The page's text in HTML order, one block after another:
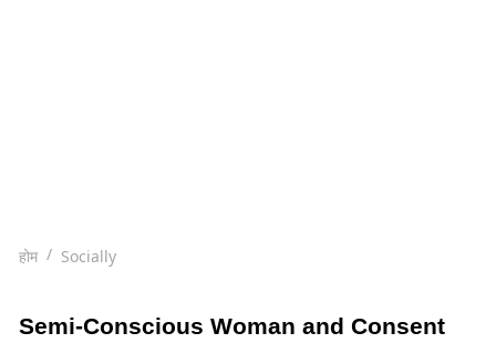
होम Socially
Semi-Conscious Woman and Consent